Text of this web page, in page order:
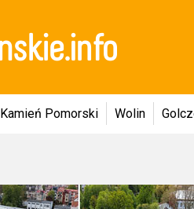
Kamień Pomorski Wolin